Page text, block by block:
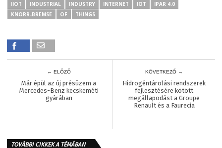
IIOT
INDUSTRIAL INDUSTRY INTERNET IOT
IPAR 4.0
KNORR-BREMSE
OF THINGS
← ELŐZŐ
Már épül az új présüzem a
Mercedes-Benz kecskeméti
gyárában
KÖVETKEZŐ →
Hidrogéntárolási rendszerek
fejlesztésére kötött
megállapodást a Groupe
Renault és a Faurecia
TOVÁBBI CIKKEK A TÉMÁBAN